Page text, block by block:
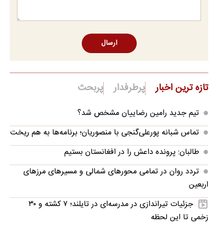
ارسال
تازه ترین اخبار پرطرفدار پربحث
تیم جدید رامین رضاییان مشخص شد؟
تماس شبانه پورعلی‌گنجی با منصوریان؛ برنامه‌ها به هم ریخت
طالبان: پرونده داعش را در افغانستان بستیم
تردد روان در تمامی محورهای شمالی و مسیرهای مرزهای
اربعین
جزئیات تیراندازی در مدرسه‌ای در تایلند؛ ۷ کشته و ۳۰
زخمی تا این لحظه